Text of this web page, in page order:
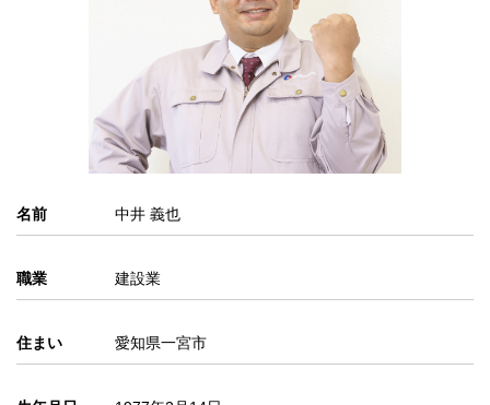
名前 中井 義也
職業 建設業
住まい 愛知県一宮市